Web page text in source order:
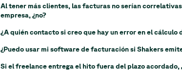
Al tener más clientes, las facturas no serían
empresa, ¿no?
¿A quién contacto si creo que hay un error en el cálculo
¿Puedo usar mi software de facturación si Shakers
Si el freelance entrega el hito fuera del plazo acordado,